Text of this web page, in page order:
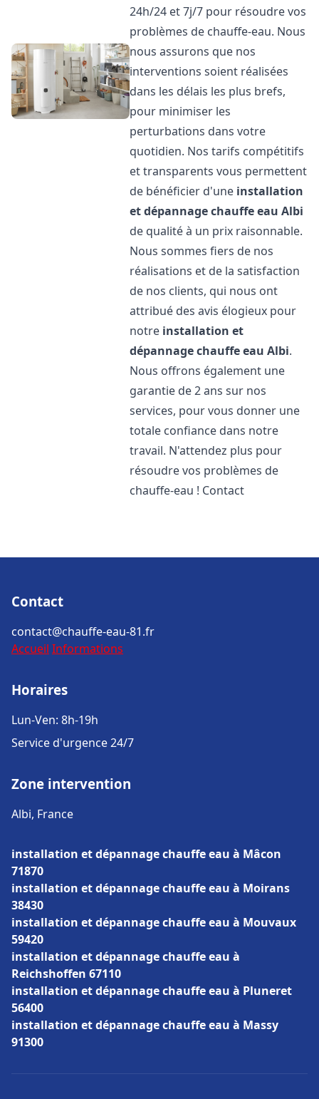
24h/24 et 7j/7 pour résoudre vos
problèmes de chauffe-eau. Nous
nous assurons que nos
interventions soient réalisées
dans les délais les plus brefs,
pour minimiser les
perturbations dans votre
quotidien. Nos tarifs compétitifs
et transparents vous permettent
de bénéficier d'une installation
et dépannage chauffe eau Albi
de qualité à un prix raisonnable.
Nous sommes fiers de nos
réalisations et de la satisfaction
de nos clients, qui nous ont
attribué des avis élogieux pour
notre installation et
dépannage chauffe eau Albi.
Nous offrons également une
garantie de 2 ans sur nos
services, pour vous donner une
totale confiance dans notre
travail. N'attendez plus pour
résoudre vos problèmes de
chauffe-eau ! Contact
Contact
contact@chauffe-eau-81.fr
Accueil Informations
Horaires
Lun-Ven: 8h-19h
Service d'urgence 24/7
Zone intervention
Albi, France
installation et dépannage chauffe eau à Mâcon
71870
installation et dépannage chauffe eau à Moirans
38430
installation et dépannage chauffe eau à Mouvaux
59420
installation et dépannage chauffe eau à
Reichshoffen 67110
installation et dépannage chauffe eau à Pluneret
56400
installation et dépannage chauffe eau à Massy
91300